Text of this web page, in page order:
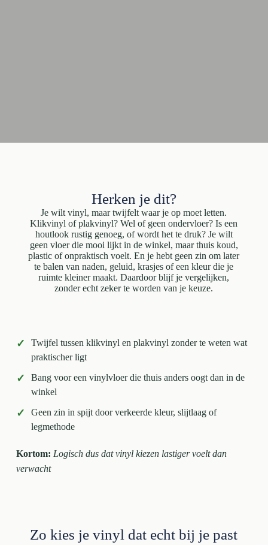
Herken je dit?
Je wilt vinyl, maar twijfelt waar je op moet letten.
Klikvinyl of plakvinyl? Wel of geen ondervloer? Is een
houtlook rustig genoeg, of wordt het te druk? Je wilt
geen vloer die mooi lijkt in de winkel, maar thuis koud,
plastic of onpraktisch voelt. En je hebt geen zin om later
te balen van naden, geluid, krasjes of een kleur die je
ruimte kleiner maakt. Daardoor blijf je vergelijken,
zonder echt zeker te worden van je keuze.
✓
Twijfel tussen klikvinyl en plakvinyl zonder te weten wat
praktischer ligt
✓
Bang voor een vinylvloer die thuis anders oogt dan in de
winkel
✓
Geen zin in spijt door verkeerde kleur, slijtlaag of
legmethode
Kortom: Logisch dus dat vinyl kiezen lastiger voelt dan
verwacht
Zo kies je vinyl dat echt bij je past